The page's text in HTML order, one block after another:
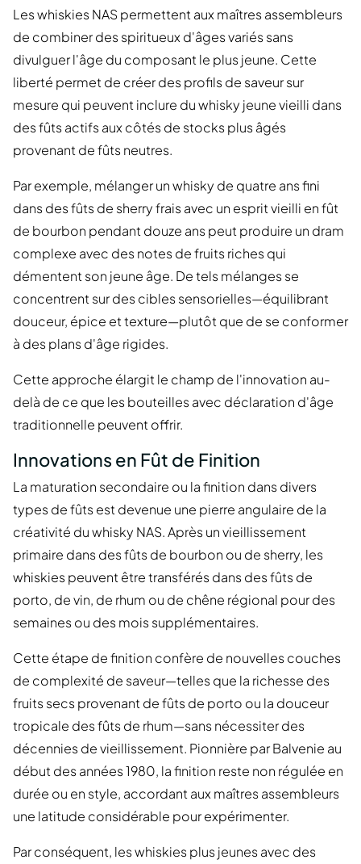
Les whiskies NAS permettent aux maîtres assembleurs
de combiner des spiritueux d'âges variés sans
divulguer l'âge du composant le plus jeune. Cette
liberté permet de créer des profils de saveur sur
mesure qui peuvent inclure du whisky jeune vieilli dans
des fûts actifs aux côtés de stocks plus âgés
provenant de fûts neutres.
Par exemple, mélanger un whisky de quatre ans fini
dans des fûts de sherry frais avec un esprit vieilli en fût
de bourbon pendant douze ans peut produire un dram
complexe avec des notes de fruits riches qui
démentent son jeune âge. De tels mélanges se
concentrent sur des cibles sensorielles—équilibrant
douceur, épice et texture—plutôt que de se conformer
à des plans d'âge rigides.
Cette approche élargit le champ de l'innovation au-
delà de ce que les bouteilles avec déclaration d'âge
traditionnelle peuvent offrir.
Innovations en Fût de Finition
La maturation secondaire ou la finition dans divers
types de fûts est devenue une pierre angulaire de la
créativité du whisky NAS. Après un vieillissement
primaire dans des fûts de bourbon ou de sherry, les
whiskies peuvent être transférés dans des fûts de
porto, de vin, de rhum ou de chêne régional pour des
semaines ou des mois supplémentaires.
Cette étape de finition confère de nouvelles couches
de complexité de saveur—telles que la richesse des
fruits secs provenant de fûts de porto ou la douceur
tropicale des fûts de rhum—sans nécessiter des
décennies de vieillissement. Pionnière par Balvenie au
début des années 1980, la finition reste non régulée en
durée ou en style, accordant aux maîtres assembleurs
une latitude considérable pour expérimenter.
Par conséquent, les whiskies plus jeunes avec des